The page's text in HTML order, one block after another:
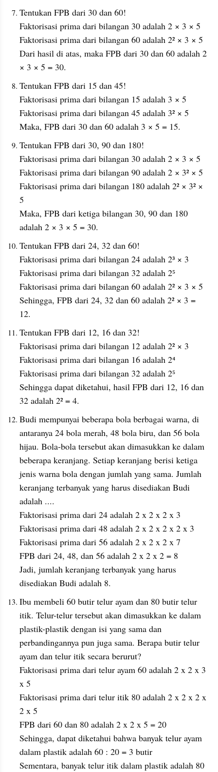
Tentukan FPB dari 30 dan 60!
Faktorisasi prima dari bilangan 30 adalah 2 × 3 × 5
Faktorisasi prima dari bilangan 60 adalah 2² × 3 × 5
Dari hasil di atas, maka FPB dari 30 dan 60 adalah 2
× 3 × 5 = 30.
Tentukan FPB dari 15 dan 45!
Faktorisasi prima dari bilangan 15 adalah 3 × 5
Faktorisasi prima dari bilangan 45 adalah 3² × 5
Maka, FPB dari 30 dan 60 adalah 3 × 5 = 15.
Tentukan FPB dari 30, 90 dan 180!
Faktorisasi prima dari bilangan 30 adalah 2 × 3 × 5
Faktorisasi prima dari bilangan 90 adalah 2 × 3² × 5
Faktorisasi prima dari bilangan 180 adalah 2² × 3² ×
5
Maka, FPB dari ketiga bilangan 30, 90 dan 180
adalah 2 × 3 × 5 = 30.
Tentukan FPB dari 24, 32 dan 60!
Faktorisasi prima dari bilangan 24 adalah 2³ × 3
Faktorisasi prima dari bilangan 32 adalah 2⁵
Faktorisasi prima dari bilangan 60 adalah 2² × 3 × 5
Sehingga, FPB dari 24, 32 dan 60 adalah 2² × 3 =
12.
Tentukan FPB dari 12, 16 dan 32!
Faktorisasi prima dari bilangan 12 adalah 2² × 3
Faktorisasi prima dari bilangan 16 adalah 2⁴
Faktorisasi prima dari bilangan 32 adalah 2⁵
Sehingga dapat diketahui, hasil FPB dari 12, 16 dan
32 adalah 2² = 4.
Budi mempunyai beberapa bola berbagai warna, di
antaranya 24 bola merah, 48 bola biru, dan 56 bola
hijau. Bola-bola tersebut akan dimasukkan ke dalam
beberapa keranjang. Setiap keranjang berisi ketiga
jenis warna bola dengan jumlah yang sama. Jumlah
keranjang terbanyak yang harus disediakan Budi
adalah ....
Faktorisasi prima dari 24 adalah 2 x 2 x 2 x 3
Faktorisasi prima dari 48 adalah 2 x 2 x 2 x 2 x 3
Faktorisasi prima dari 56 adalah 2 x 2 x 2 x 7
FPB dari 24, 48, dan 56 adalah 2 x 2 x 2 = 8
Jadi, jumlah keranjang terbanyak yang harus
disediakan Budi adalah 8.
Ibu membeli 60 butir telur ayam dan 80 butir telur
itik. Telur-telur tersebut akan dimasukkan ke dalam
plastik-plastik dengan isi yang sama dan
perbandingannya pun juga sama. Berapa butir telur
ayam dan telur itik secara berurut?
Faktorisasi prima dari telur ayam 60 adalah 2 x 2 x 3
x 5
Faktorisasi prima dari telur itik 80 adalah 2 x 2 x 2 x
2 x 5
FPB dari 60 dan 80 adalah 2 x 2 x 5 = 20
Sehingga, dapat diketahui bahwa banyak telur ayam
dalam plastik adalah 60 : 20 = 3 butir
Sementara, banyak telur itik dalam plastik adalah 80